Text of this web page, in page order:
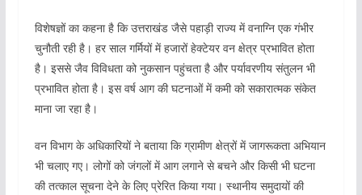
विशेषज्ञों का कहना है कि उत्तराखंड जैसे पहाड़ी राज्य में वनाग्नि एक गंभीर
चुनौती रही है। हर साल गर्मियों में हजारों हेक्टेयर वन क्षेत्र प्रभावित होता
है। इससे जैव विविधता को नुकसान पहुंचता है और पर्यावरणीय संतुलन भी
प्रभावित होता है। इस वर्ष आग की घटनाओं में कमी को सकारात्मक संकेत
माना जा रहा है।
वन विभाग के अधिकारियों ने बताया कि ग्रामीण क्षेत्रों में जागरूकता अभियान
भी चलाए गए। लोगों को जंगलों में आग लगाने से बचने और किसी भी घटना
की तत्काल सूचना देने के लिए प्रेरित किया गया। स्थानीय समुदायों की